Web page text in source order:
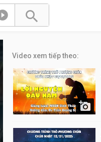

Video xem tiếp theo:
